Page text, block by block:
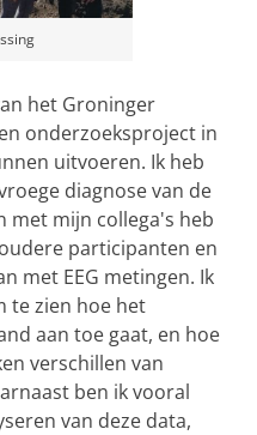
het Groninger
onderzoeksproject in
uitvoeren. Ik heb
diagnose van de
met mijn collega's heb
participanten en
met EEG metingen. Ik
te zien hoe het
aan toe gaat, en hoe
verschillen van
ben ik vooral
van deze data,